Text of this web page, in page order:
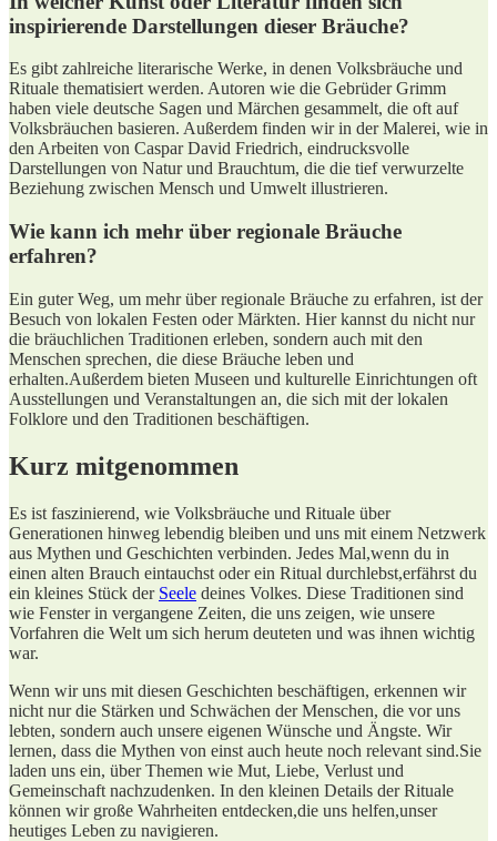
⁣inspirierende​ Darstellungen dieser Bräuche?
Es gibt zahlreiche literarische⁢ Werke, in ​denen Volksbräuche‌ und
Rituale thematisiert werden. Autoren⁤ wie die Gebrüder Grimm
haben viele deutsche Sagen und Märchen gesammelt, ⁤die oft⁣ auf
Volksbräuchen basieren.⁤ Außerdem finden wir in der Malerei, wie in
‍den Arbeiten von Caspar David Friedrich, eindrucksvolle
‌Darstellungen⁢ von ‍Natur und Brauchtum, die die tief ​verwurzelte
Beziehung zwischen Mensch und Umwelt illustrieren.
Wie kann ich mehr über ⁣regionale Bräuche
erfahren?
Ein guter Weg, um⁣ mehr über regionale‌ Bräuche zu erfahren, ist‌ der
Besuch von ‍lokalen Festen‌ oder Märkten. Hier kannst du⁤ nicht nur
die bräuchlichen Traditionen erleben, sondern auch mit⁢ den
‌Menschen sprechen, die diese Bräuche leben und
erhalten.Außerdem⁣ bieten Museen und kulturelle Einrichtungen oft
Ausstellungen und‌ Veranstaltungen an, die sich ⁢mit der lokalen
Folklore und ‌den Traditionen​ beschäftigen.
Kurz‌ mitgenommen
Es ist faszinierend,‌ wie Volksbräuche und Rituale über
Generationen⁤ hinweg lebendig ​bleiben und uns mit einem Netzwerk
aus Mythen⁢ und Geschichten verbinden. ‌Jedes Mal,wenn du in
einen alten Brauch eintauchst ‍oder‍ ein Ritual ⁣durchlebst,erfährst du
ein kleines Stück der Seele deines Volkes. Diese Traditionen ⁣sind
wie Fenster in vergangene Zeiten, die​ uns ⁢zeigen, wie unsere
⁤Vorfahren die‌ Welt um sich herum deuteten‌ und was⁢ ihnen wichtig
war.
Wenn wir uns⁤ mit diesen Geschichten beschäftigen, erkennen wir
nicht nur ⁣die ⁣Stärken und⁤ Schwächen der Menschen, die vor uns
lebten, sondern ⁢auch unsere eigenen Wünsche und Ängste. Wir
lernen, dass die Mythen von einst auch ‍heute⁣ noch relevant sind.Sie
laden uns ein, über Themen wie Mut, Liebe, Verlust und‌
Gemeinschaft nachzudenken.‍ In‍ den kleinen Details der Rituale
können wir große Wahrheiten ​entdecken,die⁤ uns ⁢helfen,unser
heutiges Leben zu navigieren.